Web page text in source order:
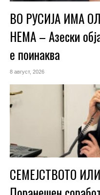
ВО РУСИЈА ИМА
НЕМА – Азески
е поинаква
8 август, 2026
СЕМЕЈСТВОТО